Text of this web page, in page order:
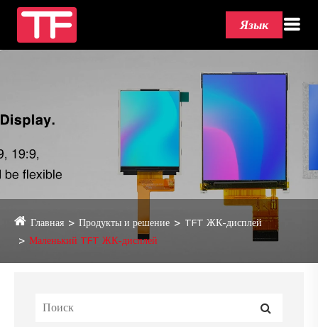
Язык
Главная Продукты и решение
TFT ЖК-дисплей
Маленький TFT ЖК-дисплей